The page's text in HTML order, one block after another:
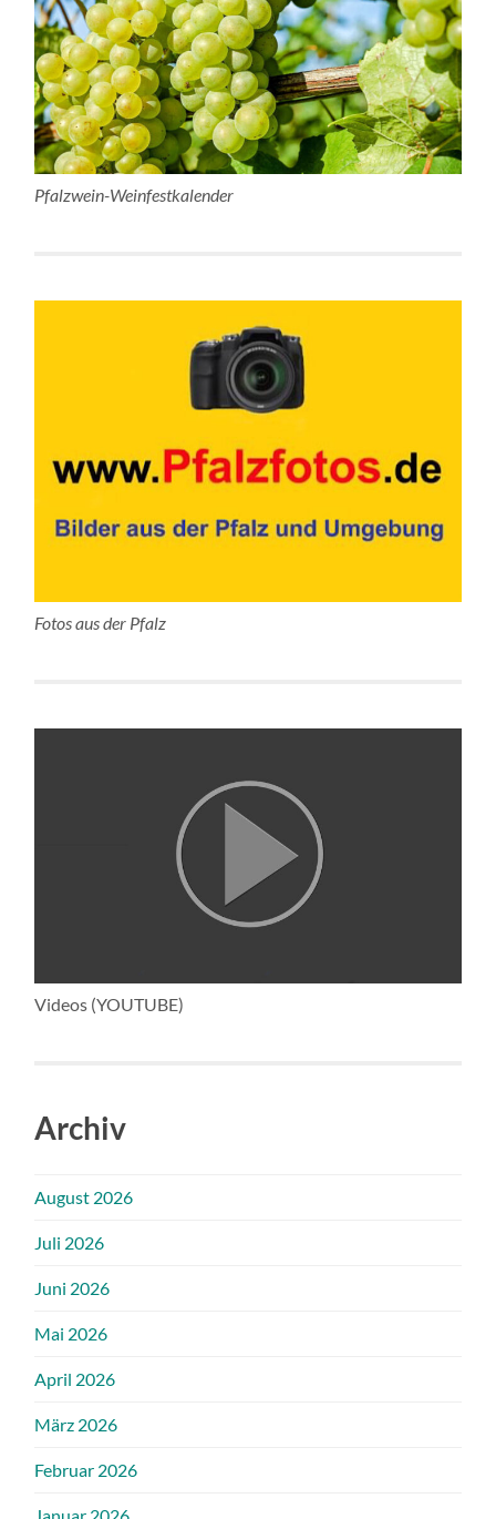
Pfalzwein-Weinfestkalender
Fotos aus der Pfalz
Videos (YOUTUBE)
Archiv
August 2026
Juli 2026
Juni 2026
Mai 2026
April 2026
März 2026
Februar 2026